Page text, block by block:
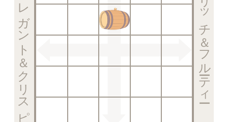
リッチ＆フルーティー
エレガント＆クリスピー